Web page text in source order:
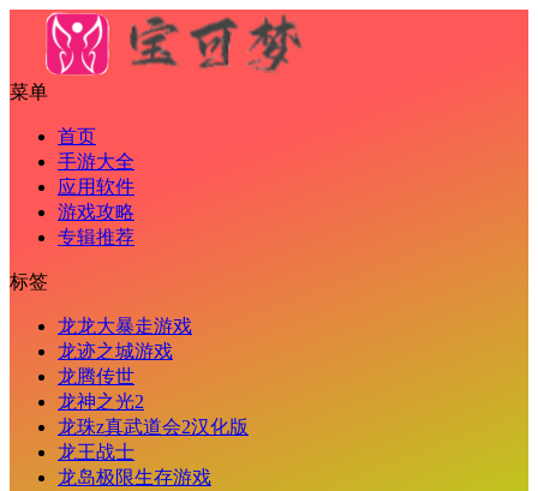
菜单
首页
手游大全
应用软件
游戏攻略
专辑推荐
标签
龙龙大暴走游戏
龙迹之城游戏
龙腾传世
龙神之光2
龙珠z真武道会2汉化版
龙王战士
龙岛极限生存游戏